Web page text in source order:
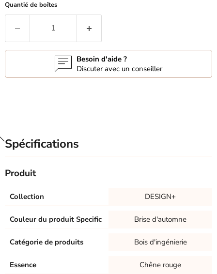
Quantié de boîtes
Besoin d'aide ?
Discuter avec un conseiller
Spécifications
Produit
Collection DESIGN+
Couleur du produit Specific Brise d'automne
Catégorie de produits Bois d'ingénierie
Essence Chêne rouge